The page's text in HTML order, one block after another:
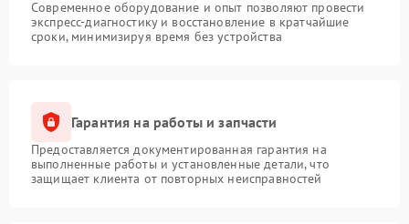
Современное оборудование и опыт позволяют провести
экспресс-диагностику и восстановление в кратчайшие
сроки, минимизируя время без устройства
Гарантия на работы и запчасти
Предоставляется документированная гарантия на
выполненные работы и установленные детали, что
защищает клиента от повторных неисправностей